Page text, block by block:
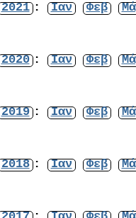
2021 : Ιαν Φεβ
2020 : Ιαν Φεβ
2019 : Ιαν Φεβ
2018 : Ιαν Φεβ